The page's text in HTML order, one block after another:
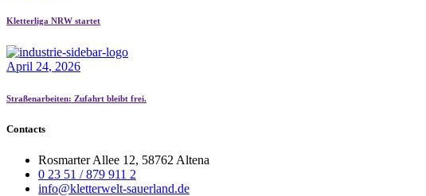
Kletterliga NRW startet
April 24, 2026
Straßenarbeiten: Zufahrt bleibt frei.
Contacts
Rosmarter Allee 12, 58762 Altena
0 23 51 / 879 911 2
info@kletterwelt-sauerland.de